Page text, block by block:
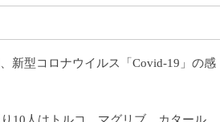
新型コロナウイルス「Covid-19」の感
10人はトルコ、マグリブ、カタール、